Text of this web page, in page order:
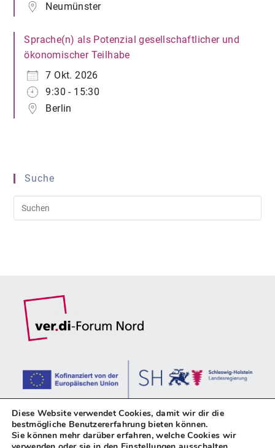
Neumünster
Sprache(n) als Potenzial gesellschaftlicher und
ökonomischer Teilhabe
7 Okt. 2026
9:30 - 15:30
Berlin
Suche
Diese Website verwendet Cookies, damit wir dir die
bestmögliche Benutzererfahrung bieten können.
Sie können mehr darüber erfahren, welche Cookies wir